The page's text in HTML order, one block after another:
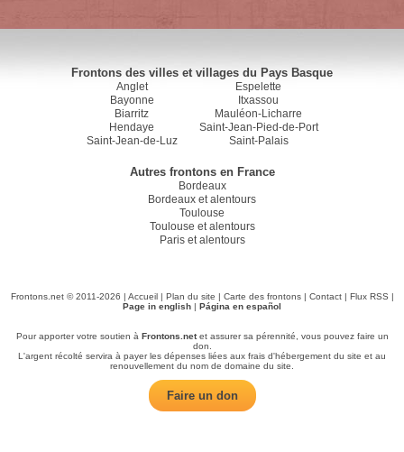
Frontons des villes et villages du Pays Basque
Anglet
Bayonne
Biarritz
Hendaye
Saint-Jean-de-Luz
Espelette
Itxassou
Mauléon-Licharre
Saint-Jean-Pied-de-Port
Saint-Palais
Autres frontons en France
Bordeaux
Bordeaux et alentours
Toulouse
Toulouse et alentours
Paris et alentours
Frontons.net © 2011-2026 | Accueil| Plan du site | Carte des frontons| Contact| Flux RSS |
Page in english | Página en español
Pour apporter votre soutien à Frontons.netet assurer sa pérennité, vous pouvez faire un
don.
L'argent récolté servira à payer les dépenses liées aux frais d'hébergement du site et au
renouvellement du nom de domaine du site.
Faire un don